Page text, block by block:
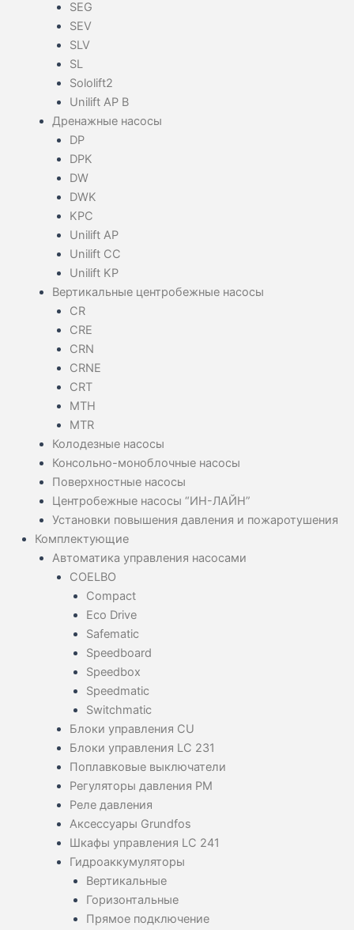
SEG
SEV
SLV
SL
Sololift2
Unilift AP B
Дренажные насосы
DP
DPK
DW
DWK
KPC
Unilift AP
Unilift CC
Unilift KP
Вертикальные центробежные насосы
CR
CRE
CRN
CRNE
CRT
MTH
MTR
Колодезные насосы
Консольно-моноблочные насосы
Поверхностные насосы
Центробежные насосы “ИН-ЛАЙН”
Установки повышения давления и пожаротушения
Комплектующие
Автоматика управления насосами
COELBO
Compact
Eco Drive
Safematic
Speedboard
Speedbox
Speedmatic
Switchmatic
Блоки управления CU
Блоки управления LC 231
Поплавковые выключатели
Регуляторы давления PM
Реле давления
Аксессуары Grundfos
Шкафы управления LC 241
Гидроаккумуляторы
Вертикальные
Горизонтальные
Прямое подключение